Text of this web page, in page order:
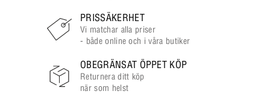
PRISSÄKERHET
Vi matchar alla priser
- både online och i våra butiker
OBEGRÄNSAT ÖPPET KÖP
Returnera ditt köp
när som helst